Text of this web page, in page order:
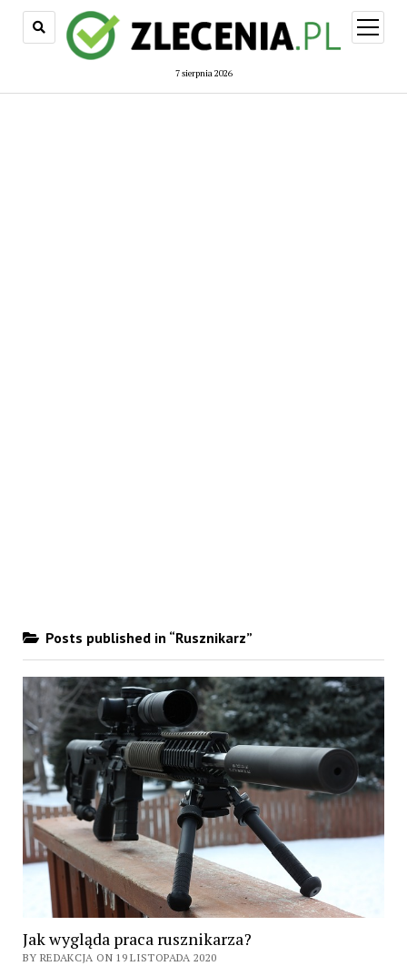
7 sierpnia 2026
open
menu
Posts published in “Rusznikarz”
Jak wygląda praca rusznikarza?
BY REDAKCJA ON 19 LISTOPADA 2020